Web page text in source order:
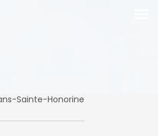
Sainte-Honorine